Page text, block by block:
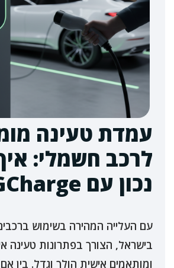
עמדת טעינה
לרכב חשמלי:
נכון עם DSGCharge
עם העלייה המהירה בשימוש
בישראל, הצורך בפתרונות טעינה
ומותאמים אישית הולך וגדל. בין